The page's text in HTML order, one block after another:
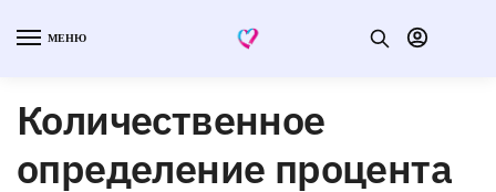
МЕНЮ
Количественное
определение процента